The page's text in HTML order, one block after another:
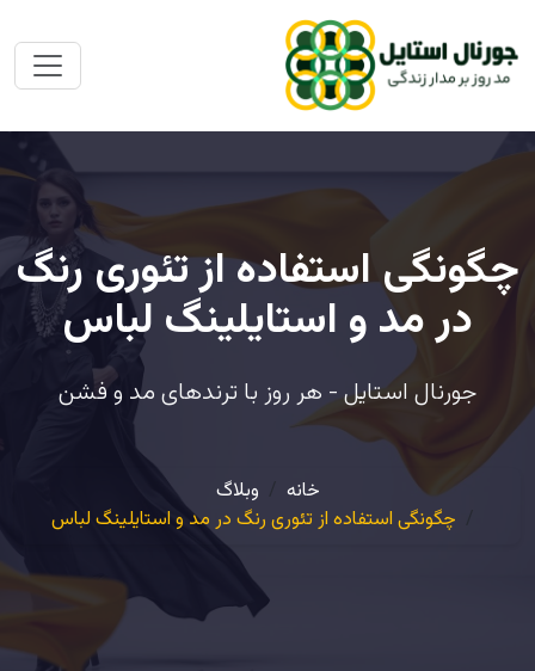
چگونگی استفاده از تئوری رنگ
در مد و استایلینگ لباس
جورنال استایل - هر روز با ترندهای مد و فشن
خانه
وبلاگ
چگونگی استفاده از تئوری رنگ در مد و استایلینگ لباس